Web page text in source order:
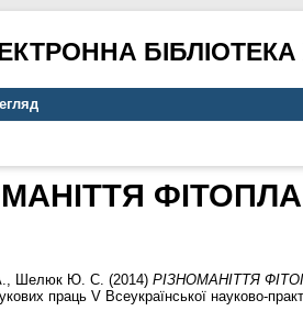
, Шелюк Ю. С. (2014) РІЗНОМАНІТТЯ
праць V Всеукраїнської науково-